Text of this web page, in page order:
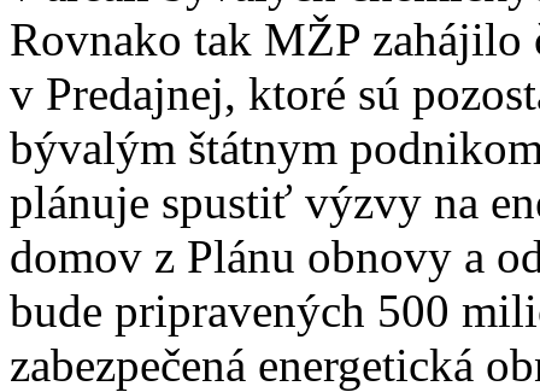
Rovnako tak MŽP
v Predajnej, ktoré sú
bývalým štátnym
plánuje spustiť výzvy na
domov z Plánu obnovy a
bude pripravených 500
zabezpečená energetická